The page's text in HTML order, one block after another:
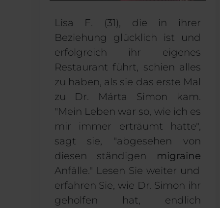
Lisa F. (31), die in ihrer
Beziehung glücklich ist und
erfolgreich ihr eigenes
Restaurant führt, schien alles
zu haben, als sie das erste Mal
zu Dr. Márta Simon kam.
"Mein Leben war so, wie ich es
mir immer erträumt hatte",
sagt sie, "abgesehen von
diesen ständigen migraine
Anfälle." Lesen Sie weiter und
erfahren Sie, wie Dr. Simon ihr
geholfen hat, endlich